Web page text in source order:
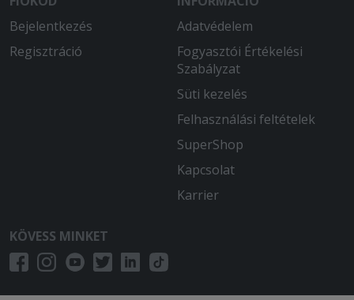
Bejelentkezés
Regisztráció
Adatvédelem
Fogyasztói Értékelési
Szabályzat
Süti kezelés
Felhasználási feltételek
SuperShop
Kapcsolat
Karrier
KÖVESS MINKET